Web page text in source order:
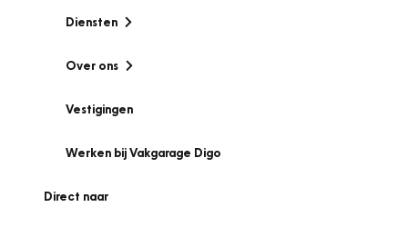
Diensten
Over ons
Vestigingen
Werken bij Vakgarage Digo
Direct naar